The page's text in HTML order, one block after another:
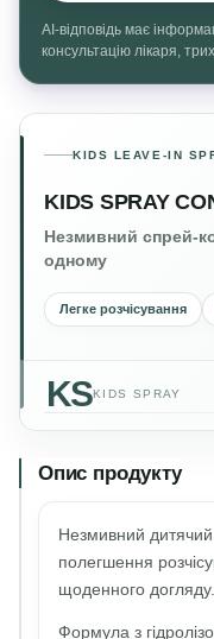
AI-відповідь має
консультацію лікаря,
KIDS LEAVE-IN
KIDS SPRAY
Незмивний спрей-
одному
Легке розчісування
KSKIDS SPRAY
Опис продукту
Незмивний
полегшення
щоденного догляду.
Формула з